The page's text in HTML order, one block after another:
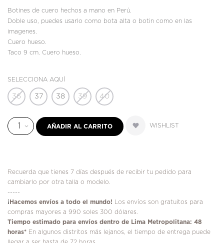
Botines de cuero hechos a mano en Perú.
Doble uso, puedes usarlo como bota alta o botin como en las
imagenes.
Cuero hueso.
Taco 9 cm. Cuero hueso.
SELECCIONA AQUÍ
36 37 38 39 40
AÑADIR AL CARRITO WISHLIST
Recuerda que tienes 7 días después de recibir tu pedido para
cambiarlo por otra talla o modelo.
-----
¡ Hacemos envíos a todo el mundo! Los envíos son gratuitos para
compras mayores a 990 soles 300 dólares.
Tiempo estimado para envíos dentro de Lima Metropolitana: 48
horas* En algunos distritos más lejanos, el tiempo de entrega puede